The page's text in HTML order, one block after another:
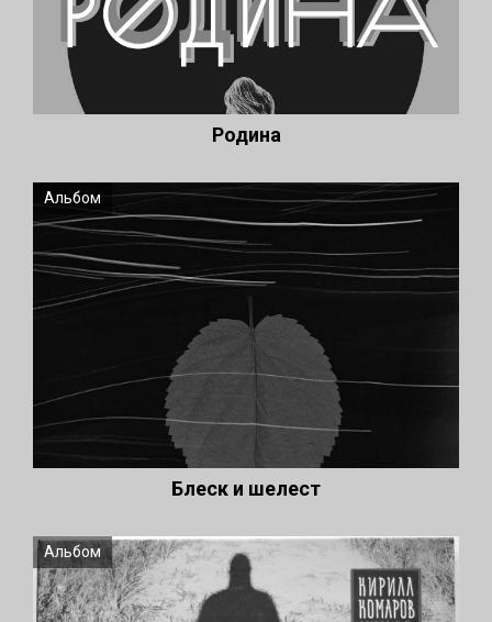
Родина
Альбом
Блеск и шелест
Альбом